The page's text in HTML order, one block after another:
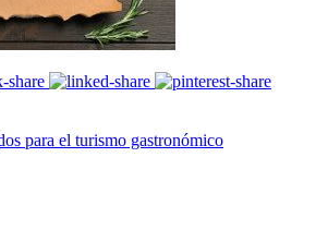
para el turismo gastronómico